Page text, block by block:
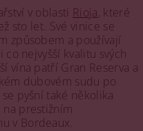
v oblasti Rioja, které
sto let. Své vinice se
způsobem a používají
nejvyšší kvalitu svých
vína patří Gran Reserva a
dubovém sudu po
pyšní také několika
prestižním
v Bordeaux.